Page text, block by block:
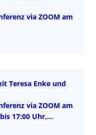
via ZOOM am
des 20.
Teresa Enke und
via ZOOM am
17:00 Uhr,